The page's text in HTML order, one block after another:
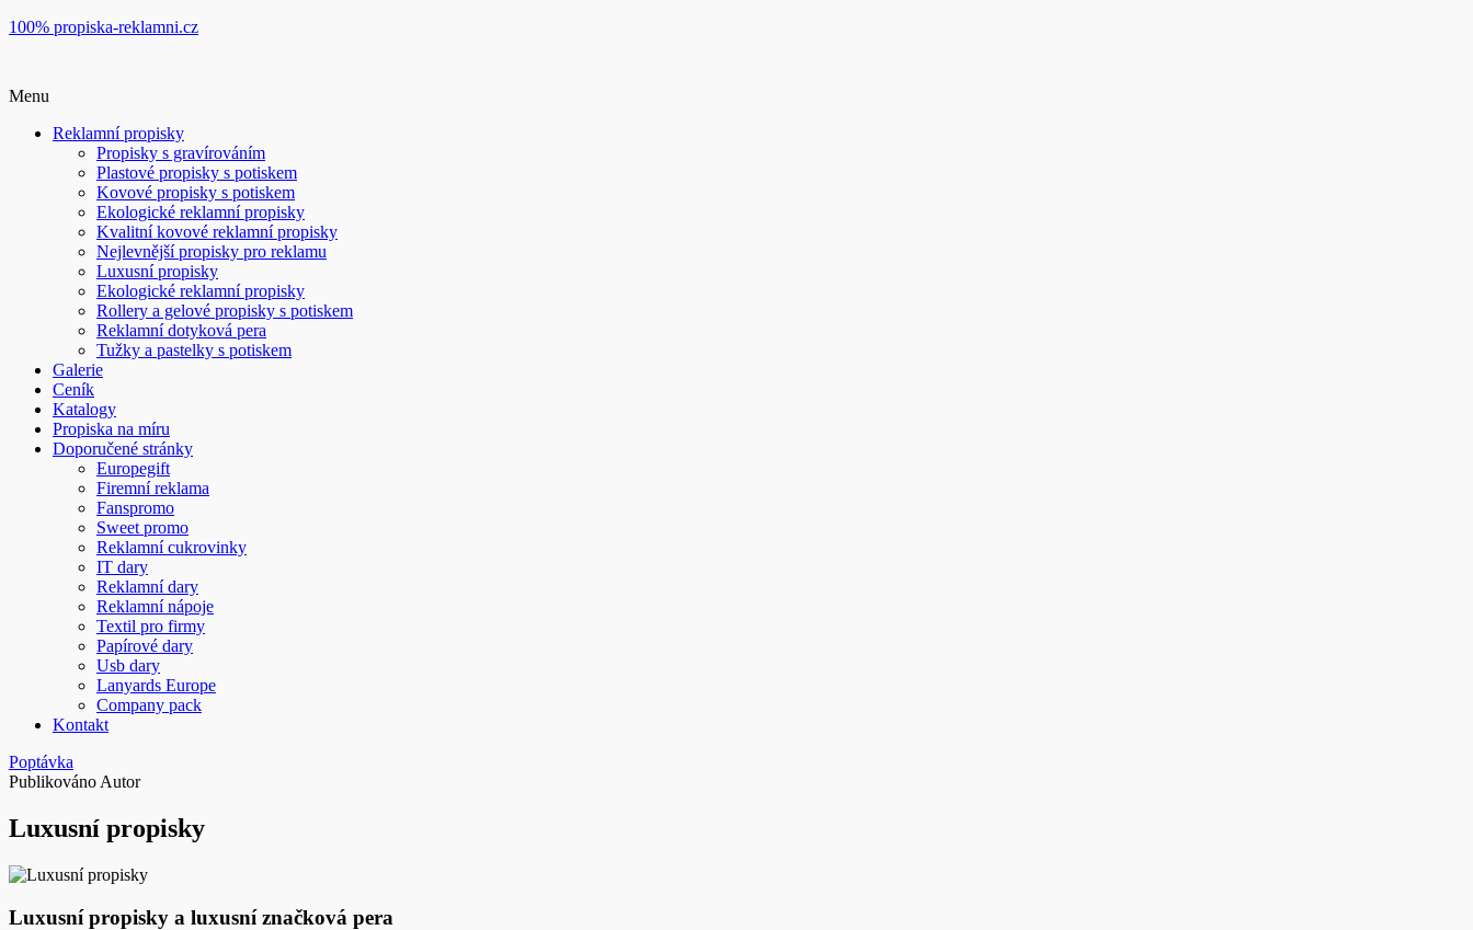
100% propiska-reklamni.cz
Menu
Reklamní propisky
Propisky s gravírováním
Plastové propisky s potiskem
Kovové propisky s potiskem
Ekologické reklamní propisky
Kvalitní kovové reklamní propisky
Nejlevnější propisky pro reklamu
Luxusní propisky
Ekologické reklamní propisky
Rollery a gelové propisky s potiskem
Reklamní dotyková pera
Tužky a pastelky s potiskem
Galerie
Ceník
Katalogy
Propiska na míru
Doporučené stránky
Europegift
Firemní reklama
Fanspromo
Sweet promo
Reklamní cukrovinky
IT dary
Reklamní dary
Reklamní nápoje
Textil pro firmy
Papírové dary
Usb dary
Lanyards Europe
Company pack
Kontakt
Poptávka
Publikováno Autor
Luxusní propisky
Luxusní propisky a luxusní značková pera